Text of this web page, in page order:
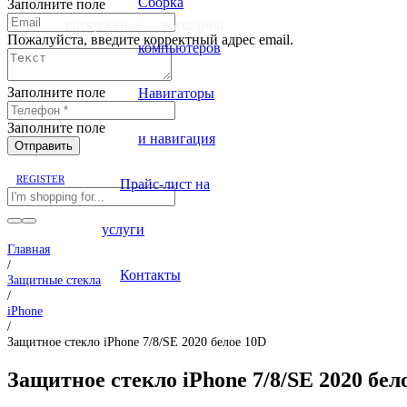
воскресенье — выходной
компьютеров
Навигаторы
и навигация
Прайс-лист на
услуги
Контакты
Заполните поле
Пожалуйста, введите корректный адрес email.
Заполните поле
Заполните поле
Отправить
REGISTER
Главная
/
Защитные стекла
/
iPhone
/
Защитное стекло iPhone 7/8/SE 2020 белое 10D
Защитное стекло iPhone 7/8/SE 2020